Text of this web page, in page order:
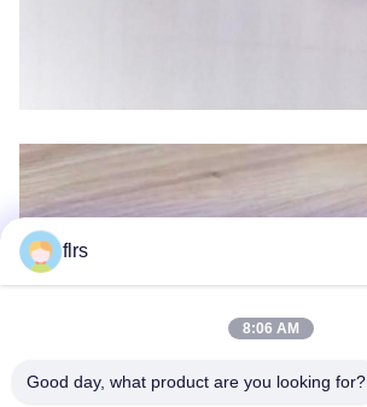
flrs
8:06 AM
Good day, what product are you looking for?